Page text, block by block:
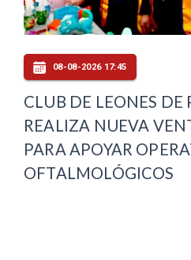
08-08-2026 17:45
CLUB DE LEONES DE
REALIZA NUEVA
PARA APOYAR
OFTALMOLÓGICOS